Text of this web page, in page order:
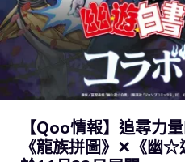
【Qoo情報】追尋力
《龍族拼圖》✕《幽